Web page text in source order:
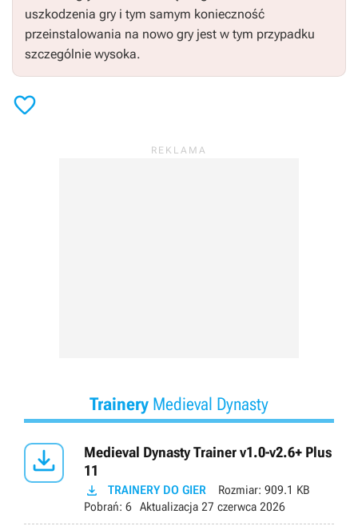
uszkodzenia gry i tym samym konieczność
przeinstalowania na nowo gry jest w tym przypadku
szczególnie wysoka.

Trainery Medieval Dynasty

Medieval Dynasty Trainer v1.0-v2.6+ Plus
11
 TRAINERY DO GIER Rozmiar: 909.1 KB
Pobrań: 6 Aktualizacja 27 czerwca 2026